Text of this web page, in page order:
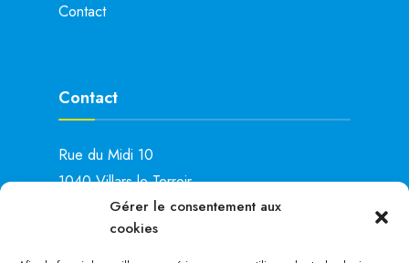
Gérer le consentement aux
cookies
Contact
Contact
Rue du Midi 10
1040 Villars-le-Terroir
Lu: 15h00 – 19h00
Ma: 14h00 – 16h00